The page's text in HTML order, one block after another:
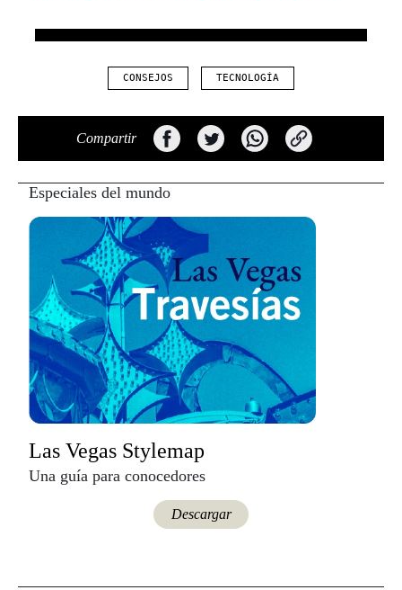
CONSEJOS TECNOLOGÍA
Compartir
Especiales del mundo
Las Vegas Stylemap
Una guía para conocedores
Descargar